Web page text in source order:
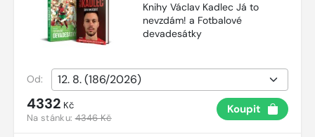
Knihy Václav Kadlec Já to
nevzdám! a Fotbalové
devadesátky
Od:
4332 Kč
Na stánku:4346 Kč
Koupit